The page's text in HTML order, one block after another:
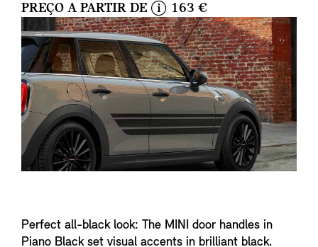
PREÇO A PARTIR DE
i
n
f
o
163 €
Perfect all-black look: The MINI door handles in
Piano Black set visual accents in brilliant black.